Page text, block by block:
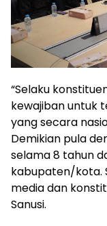
“Selaku
kewajiban untuk
yang secara
Demikian pula
selama 8 tahun
kabupaten/kota.
media dan
Sanusi.